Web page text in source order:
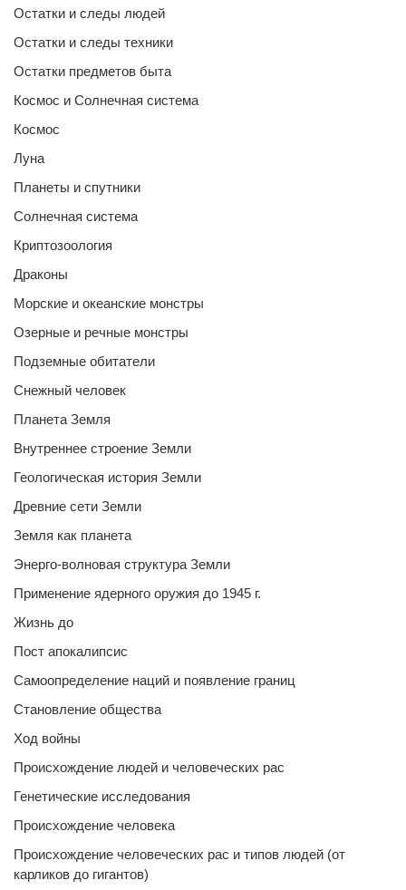
Остатки и следы людей
Остатки и следы техники
Остатки предметов быта
Космос и Солнечная система
Космос
Луна
Планеты и спутники
Солнечная система
Криптозоология
Драконы
Морские и океанские монстры
Озерные и речные монстры
Подземные обитатели
Снежный человек
Планета Земля
Внутреннее строение Земли
Геологическая история Земли
Древние сети Земли
Земля как планета
Энерго-волновая структура Земли
Применение ядерного оружия до 1945 г.
Жизнь до
Пост апокалипсис
Самоопределение наций и появление границ
Становление общества
Ход войны
Происхождение людей и человеческих рас
Генетические исследования
Происхождение человека
Происхождение человеческих рас и типов людей (от
карликов до гигантов)